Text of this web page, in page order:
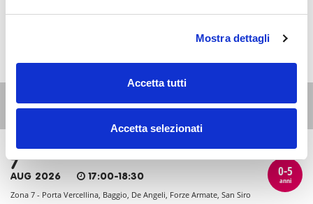
Mostra dettagli
Accetta tutti
Accetta selezionati
Altri eventi per questa età
7
AUG 2026 17:00-18:30
Zona 7 - Porta Vercellina, Baggio, De Angeli, Forze Armate, San Siro
0-5
anni